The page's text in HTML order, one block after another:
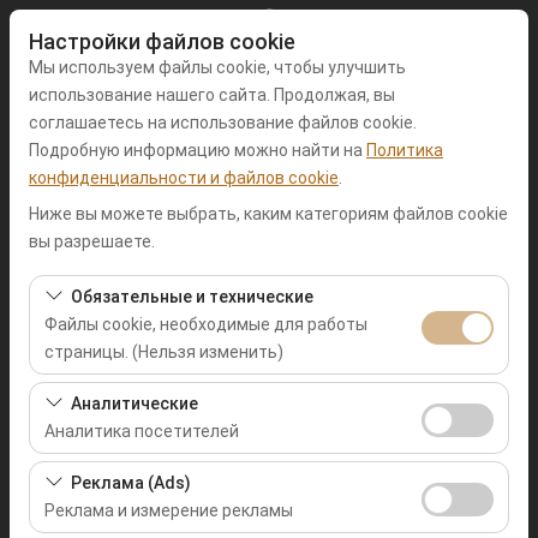
Настройки файлов cookie
Мы используем файлы cookie, чтобы улучшить
использование нашего сайта. Продолжая, вы
соглашаетесь на использование файлов cookie.
Подробную информацию можно найти на Политика
конфиденциальности и файлов cookie
Ниже вы можете выбрать, каким категориям файлов cookie
вы разрешаете.
Обязательные и технические
Файлы cookie, необходимые для работы
страницы. (Нельзя изменить)
Эти файлы cookie необходимы для корректной
работы сайта, безопасности, управления сеансами и
базовых функций. Их нельзя отключить.
Аналитические
Аналитика посетителей
Эти файлы cookie позволяют нам анализировать, как
используется наш сайт (количество посетителей,
самые посещаемые страницы, поведение
Реклама (Ads)
Реклама и измерение рекламы
Чувствительный элемент
Muğla Фетхие
Указать другое место возврата машины
Дата и время пуска
09:00
Дата и время возврата